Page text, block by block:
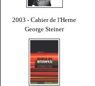
2003 - Cahier de l'Herne
George Steiner